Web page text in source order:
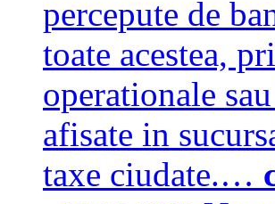
percepute de
toate acestea,
operationale
afisate in
taxe ciudate.…